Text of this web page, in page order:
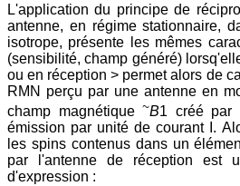
L'application du principe de
antenne, en régime stationnaire,
isotrope, présente les mêmes
(sensibilité, champ généré)
ou en réception > permet alors de
RMN perçu par une antenne en
champ magnétique ~B1 créé par
émission par unité de courant I.
les spins contenus dans un
par l'antenne de réception est
d'expression :